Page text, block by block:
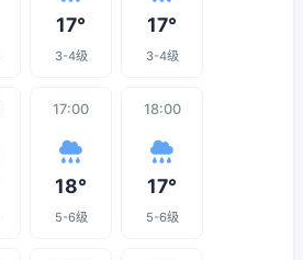
17°
3-4级
17°
3-4级
17:00
18°
5-6级
18:00
17°
5-6级